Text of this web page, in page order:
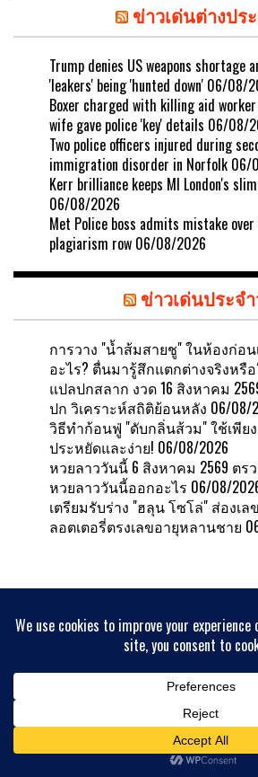
ข่าวเด่นต่างปร
Trump denies US weapons shortage
'leakers' being 'hunted down' 06/08/
Boxer charged with killing aid
wife gave police 'key' details 06/08/
Two police officers injured during
immigration disorder in Norfolk 06/
Kerr brilliance keeps MI London's
06/08/2026
Met Police boss admits mistake
plagiarism row 06/08/2026
ข่าวเด่นประจ
การวาง "น้ำส้มสายชู" ในห้องก่อ
อะไร? ตื่นมารู้สึกแตกต่างจริงหรือ
แปลปกสลาก งวด 16 สิงหาคม
ปก วิเคราะห์สถิติย้อนหลัง 06/08/
วิธีทำก้อนฟู่ "ดับกลิ่นส้วม" ใช้เพีย
ประหยัดและง่าย! 06/08/2026
หวยลาววันนี้ 6 สิงหาคม 2569 ตร
หวยลาววันนี้ออกอะไร 06/08/
เตรียมรับร่าง "ฮลุน โซโล่" ส่องเ
ลอตเตอรี่ตรงเลขอายุหลานชาย